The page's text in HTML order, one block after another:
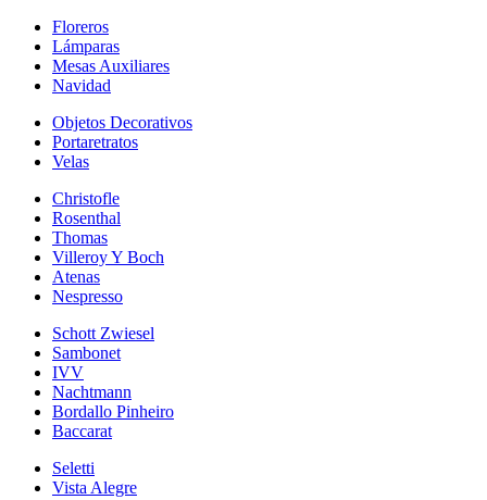
Floreros
Lámparas
Mesas Auxiliares
Navidad
Objetos Decorativos
Portaretratos
Velas
Christofle
Rosenthal
Thomas
Villeroy Y Boch
Atenas
Nespresso
Schott Zwiesel
Sambonet
IVV
Nachtmann
Bordallo Pinheiro
Baccarat
Seletti
Vista Alegre